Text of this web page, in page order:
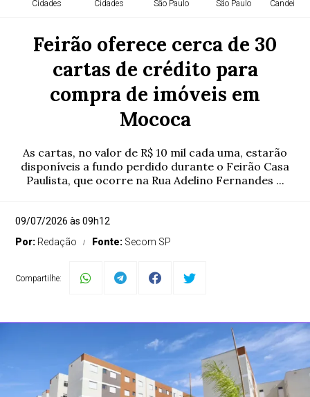
Cidades Cidades São Paulo São Paulo Candeias
Feirão oferece cerca de 30
cartas de crédito para
compra de imóveis em
Mococa
As cartas, no valor de R$ 10 mil cada uma, estarão
disponíveis a fundo perdido durante o Feirão Casa
Paulista, que ocorre na Rua Adelino Fernandes ...
09/07/2026 às 09h12
Por: Redação Fonte: Secom SP
Compartilhe: